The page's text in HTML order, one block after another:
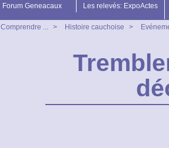
Forum Geneacaux Les relevés: ExpoActes
Comprendre ... > Histoire cauchoise >